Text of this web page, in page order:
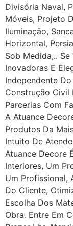
Divisória Naval,
Móveis, Projeto
Iluminação,
Horizontal,
Sob Medida,..
Inovadoras E
Independente
Construção Civil
Parcerias Com
A Atuance
Produtos Da
Intuito De
Atuance Decore
Interiores, Um
Um Profissional,
Do Cliente,
Escolha Dos
Obra. Entre Em